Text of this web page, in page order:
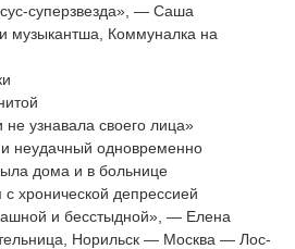
суперзвезда», — Саша
музыкантша, Коммуналка на
узнавала своего лица»
неудачный одновременно
дома и в больнице
хронической депрессией
и бесстыдной», — Елена
Норильск — Москва — Лос-